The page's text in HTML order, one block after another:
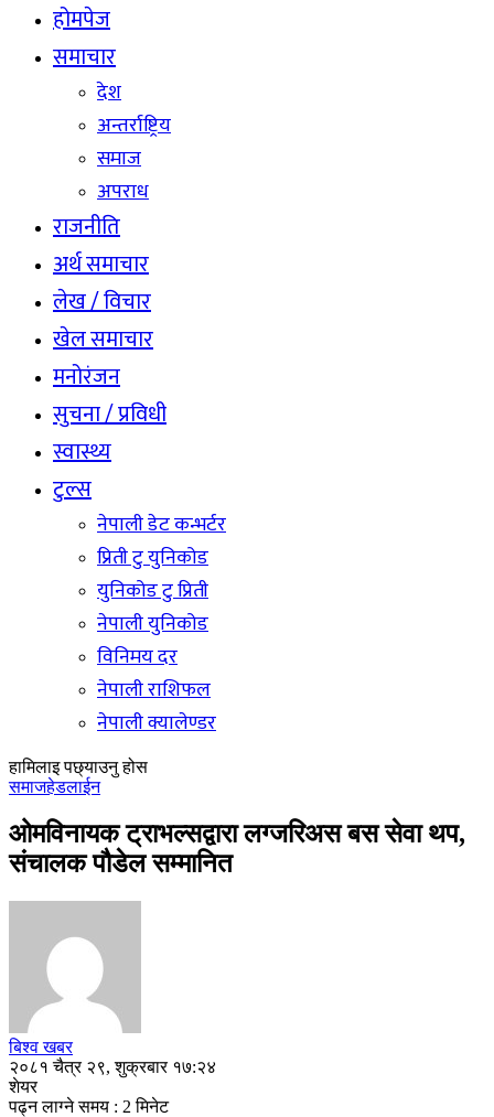
होमपेज
समाचार
देश
अन्तर्राष्ट्रिय
समाज
अपराध
राजनीति
अर्थ समाचार
लेख / विचार
खेल समाचार
मनोरंजन
सुचना / प्रविधी
स्वास्थ्य
टुल्स
नेपाली डेट कन्भर्टर
प्रिती टु युनिकोड
युनिकोड टु प्रिती
नेपाली युनिकोड
विनिमय दर
नेपाली राशिफल
नेपाली क्यालेण्डर
हामिलाइ पछ्याउनु होस
समाजहेडलाईन
ओमविनायक ट्राभल्सद्वारा लग्जरिअस बस सेवा थप,
संचालक पौडेल सम्मानित
बिश्व खबर
२०८१ चैत्र २९, शुक्रबार १७:२४
शेयर
पढ्न लाग्ने समय : 2 मिनेट